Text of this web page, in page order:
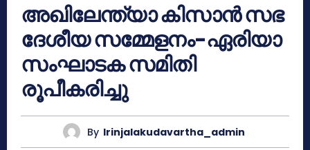
അഖിലേന്ത്യാ കിസാൻ സഭ
ദേശീയ സമ്മേളനം-ഏരിയാ
സംഘാടക സമിതി
രൂപീകരിച്ചു
By Irinjalakudavartha_admin